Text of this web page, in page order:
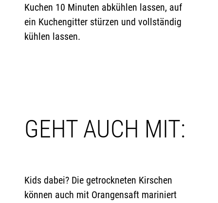
Kuchen 10 Minuten abkühlen lassen, auf
ein Kuchengitter stürzen und vollständig
kühlen lassen.
GEHT AUCH MIT:
Kids dabei? Die getrockneten Kirschen
können auch mit Orangensaft mariniert